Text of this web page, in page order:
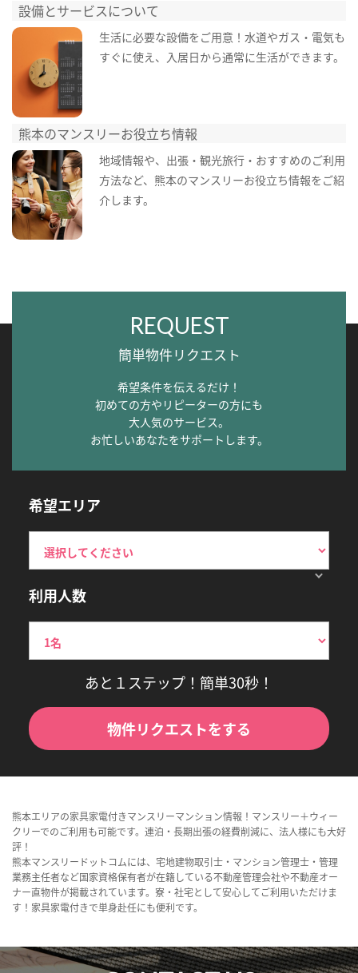
設備とサービスについて
生活に必要な設備をご用意！水道やガス・電気も
すぐに使え、入居日から通常に生活ができます。
熊本のマンスリーお役立ち情報
地域情報や、出張・観光旅行・おすすめのご利用
方法など、熊本のマンスリーお役立ち情報をご紹
介します。
REQUEST
簡単物件リクエスト
希望条件を伝えるだけ！
初めての方やリピーターの方にも
大人気のサービス。
お忙しいあなたをサポートします。
希望エリア
利用人数
あと１ステップ！簡単30秒！
物件リクエストをする
熊本エリアの家具家電付きマンスリーマンション情報！マンスリー＋ウィー
クリーでのご利用も可能です。連泊・長期出張の経費削減に、法人様にも大好
評！
熊本マンスリードットコムには、宅地建物取引士・マンション管理士・管理
業務主任者など国家資格保有者が在籍している不動産管理会社や不動産オー
ナー直物件が掲載されています。寮・社宅として安心してご利用いただけま
す！家具家電付きで単身赴任にも便利です。